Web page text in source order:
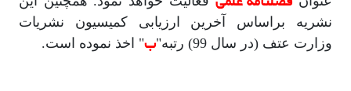
نشریه براساس آخرین ارزیابی کمیسیون نشریات
وزارت عتف (در سال 99) رتبه"
ب" اخذ نموده است.